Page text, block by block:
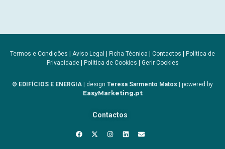
Termos e Condições Aviso Legal Ficha Técnica Contactos
Política de
Privacidade| Política de Cookies Gerir Cookies
© EDIFÍCIOS E ENERGIA | design Teresa Sarmento Matos | powered by
EasyMarketing.pt
Contactos